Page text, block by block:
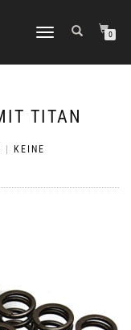
NAVIGATION
0
TITAN
KEINE